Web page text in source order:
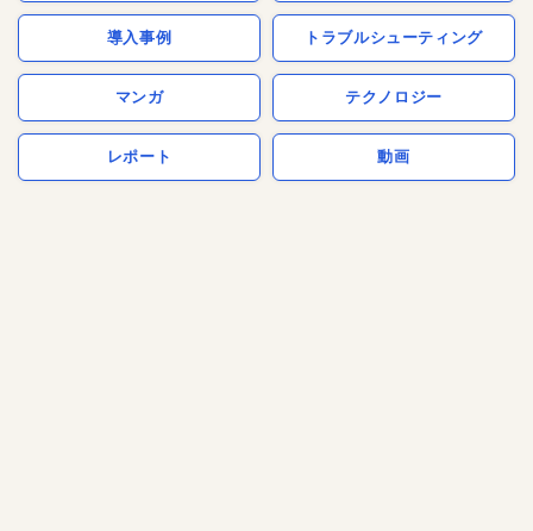
導入事例 トラブルシューティング
マンガ テクノロジー
レポート 動画